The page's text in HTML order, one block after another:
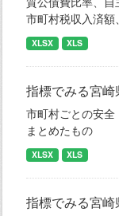
市町村税収入済額
XLSX XLS
指標でみる宮
市町村ごとの安
まとめたもの
XLSX XLS
指標でみる宮